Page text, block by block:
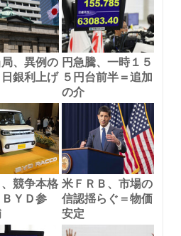
局、異例の
銀利上げ
円急騰、一時１５
５円台前半＝追加
の介
競争本格
ＹＤ参
米ＦＲＢ、市場の
信認揺らぐ＝物価
安定